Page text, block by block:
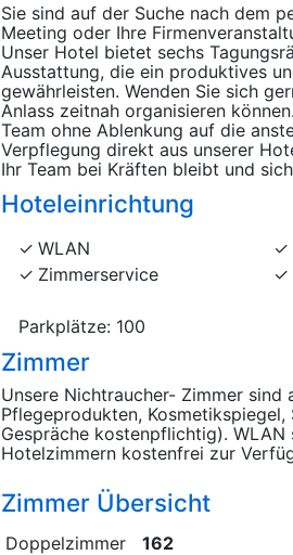
Sie sind auf der Suche nach dem
Meeting oder Ihre
Unser Hotel bietet sechs
Ausstattung, die ein produktives
gewährleisten. Wenden Sie sich
Anlass zeitnah organisieren
Team ohne Ablenkung auf die
Verpflegung direkt aus unserer
Ihr Team bei Kräften bleibt und
Hoteleinrichtung
WLAN
Zimmerservice
Parkplätze: 100
Zimmer
Unsere Nichtraucher- Zimmer
Pflegeprodukten,
Gespräche kostenpflichtig).
Hotelzimmern kostenfrei zur
Zimmer Übersicht
Doppelzimmer
162